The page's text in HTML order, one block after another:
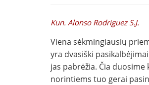
Kun. Alonso Rodriguez S.J.
Viena sėkmingiausių
yra dvasiški
jas pabrėžia. Čia
norintiems tuo gerai